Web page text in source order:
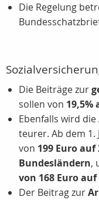
Die Regelung
Die Beiträge zur
sollen von 19,5%
Ebenfalls wird die
teurer. Ab dem 1.
von 199 Euro
Bundesländern,
von 168 Euro
Der Beitrag zur